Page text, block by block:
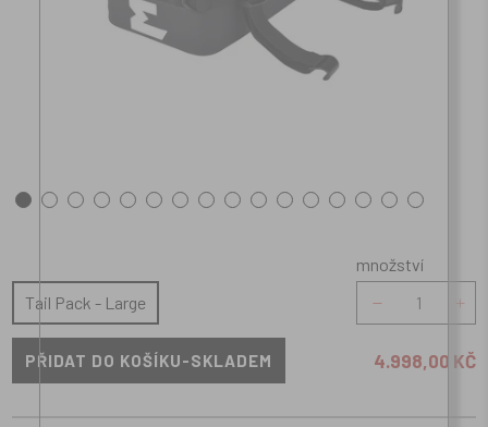
Tail Pack - Large
množství
množství
4.998,00 KČ